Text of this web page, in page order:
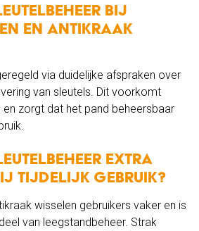
bij
en antikraak
via duidelijke afspraken over
van sleutels. Dit voorkomt
zorgt dat het pand beheersbaar
extra
tijdelijk gebruik?
wisselen gebruikers vaker en is
van leegstandbeheer. Strak